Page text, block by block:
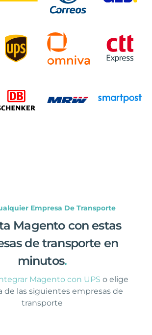
Empresa De Transporte
Magento con estas
de transporte en
minutos.
Magento con UPS o elige
de las siguientes empresas de
transporte